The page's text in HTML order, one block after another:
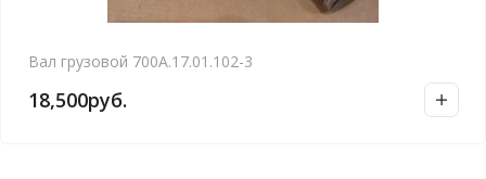
Вал грузовой 700А.17.01.102-3
18,500руб.